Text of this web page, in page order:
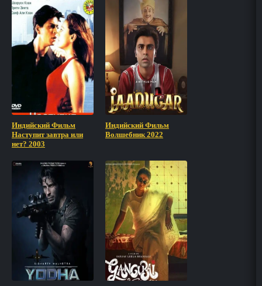
Индийский Фильм
Наступит завтра или
нет? 2003
Индийский Фильм
Волшебник 2022